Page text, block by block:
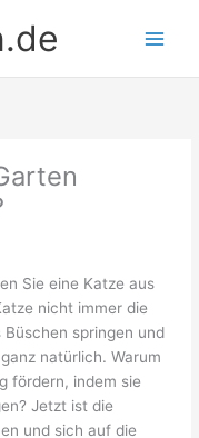
Sie eine Katze aus
nicht immer die
springen und
natürlich. Warum
fördern, indem sie
Jetzt ist die
und sich auf die